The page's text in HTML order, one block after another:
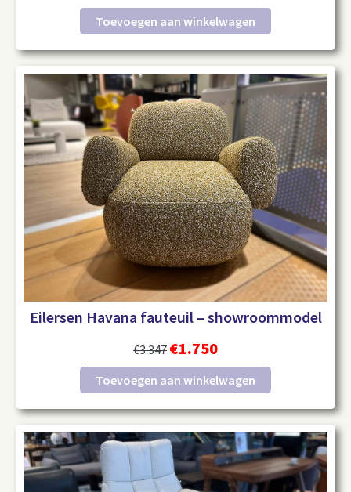
Toevoegen aan winkelwagen
Eilersen Havana fauteuil – showroommodel
€3.347 €1.750
Toevoegen aan winkelwagen